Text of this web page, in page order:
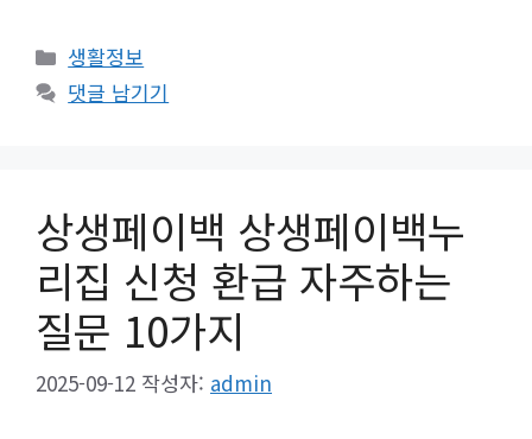
카
테
고
생활정보
댓글 남기기
상생페이백 상생페이백누
리집 신청 환급 자주하는
질문 10가지
2025-09-12 작성자: admin